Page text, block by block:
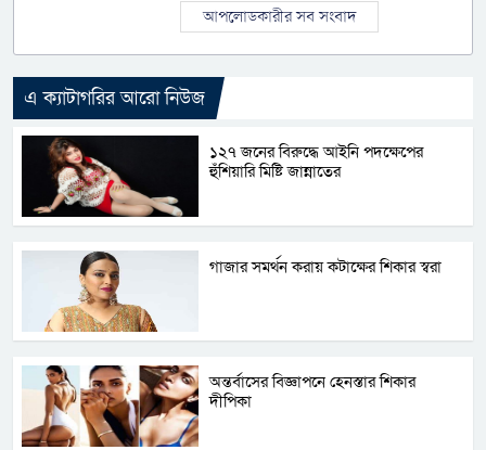
আপলোডকারীর সব সংবাদ
এ ক্যাটাগরির আরো নিউজ
১২৭ জনের বিরুদ্ধে আইনি পদক্ষেপের
হুঁশিয়ারি মিষ্টি জান্নাতের
গাজার সমর্থন করায় কটাক্ষের শিকার স্বরা
অন্তর্বাসের বিজ্ঞাপনে হেনস্তার শিকার
দীপিকা